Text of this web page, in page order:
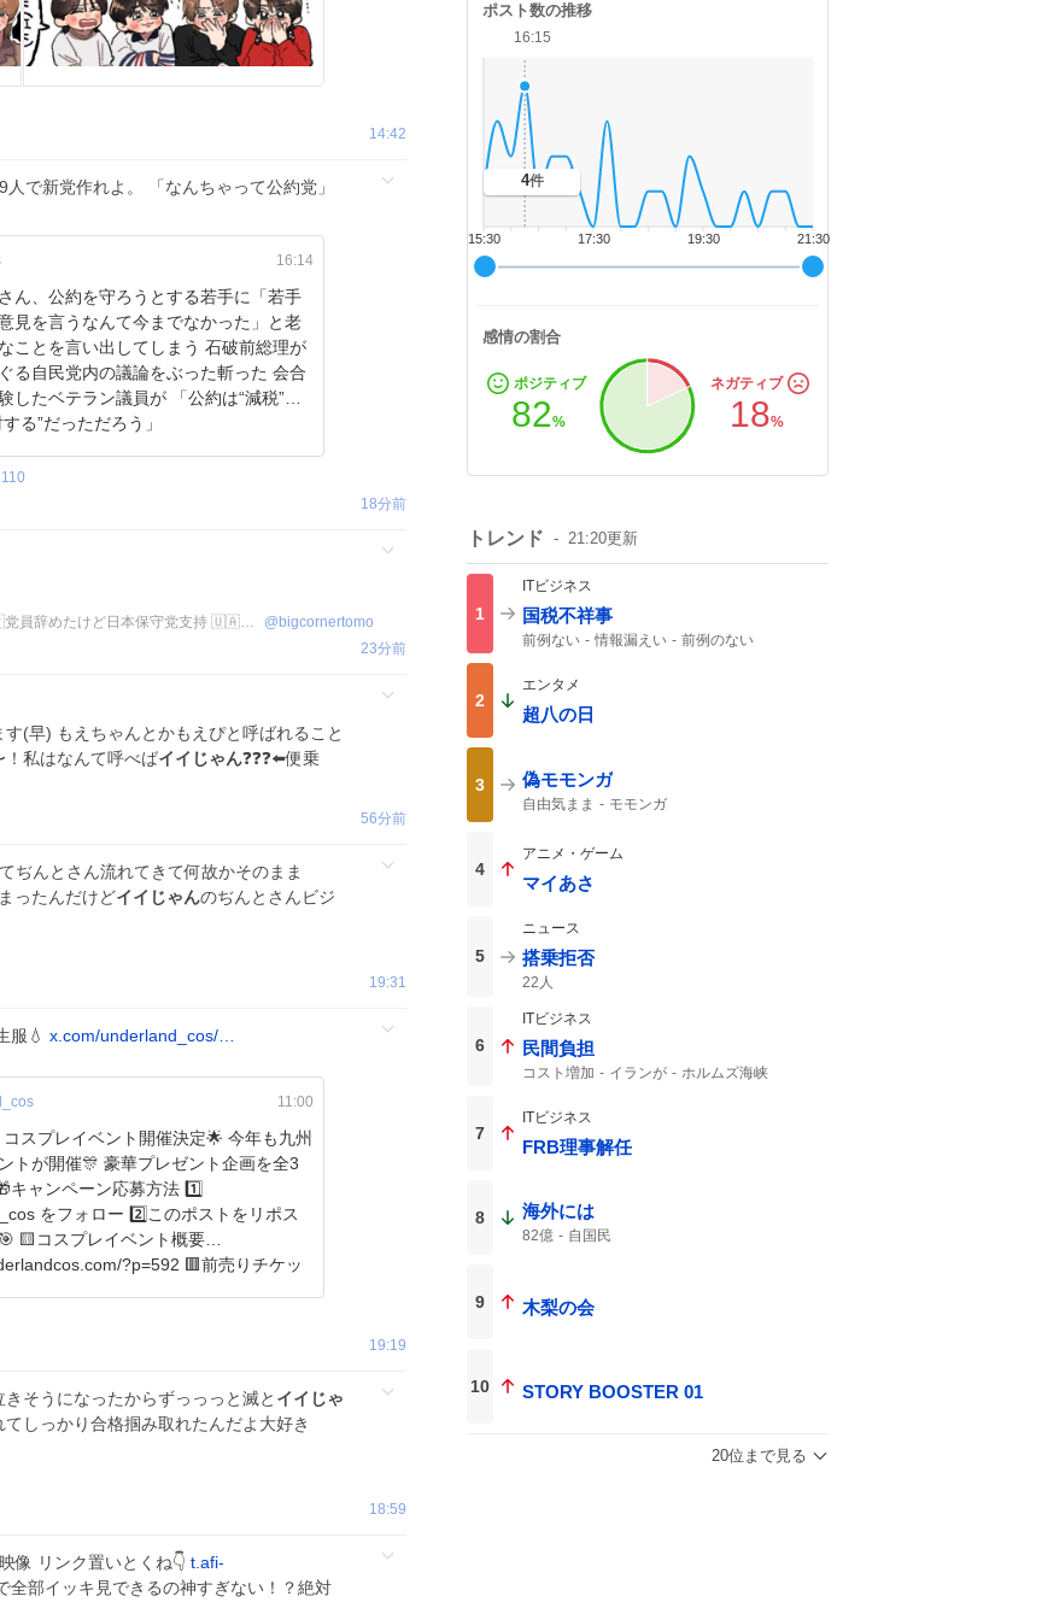
14:42
人で新党作れよ。 「なんちゃって公約党」
16:14
ん、公約を守ろうとする若手に「若手
見を言うなんて今までなかった」と老
を言い出してしまう 石破前総理が
自民党内の議論をぶった斬った 会合
テラン議員が 「公約は“減税”じ
る”だっただろう」
18分前
◢⁴⁶びくこな コロナワクチン後遺症🇯🇵党員辞めたけど日本保守党支持 🇺🇦支援 @ bigcornertomo
23分前
(早) もえちゃんとかもえぴと呼ばれること
私はなんて呼べばイイじゃん❓❓❓⬅️便乗
56分前
ぢんとさん流れてきて何故かそのまま
ったんだけどイイじゃんのぢんとさんビジ
19:31
服💧 x.com/underland_cos/…
11:00
プレイベント開催決定🌟 今年も九州
トが開催🎊 豪華プレゼント企画を全3
をフォロー 2️⃣このポストをリポス
要
?p=592 🟥前売りチケッ
19:19
そうになったからずっっっと滅と イイじゃ
しっかり合格掴み取れたんだよ大好き
18:59
像 リンク置いとくね👇 t.afi-
全部イッキ見できるの神すぎない！？絶対
ポスト数の推移
21:30
19:30
17:30
15:30
16:15
4件
感情の割合
ポジティブ
82%
ネガティブ
18%
トレンド 21:20更新
1
ITビジネス
国税不祥事
前例ない 情報漏えい 前例のない
2
エンタメ
超八の日
3 偽モモンガ
自由気まま モモンガ
4
アニメ・ゲーム
マイあさ
5
ニュース
搭乗拒否
22人
6
ITビジネス
民間負担
コスト増加 イランが
ホルムズ海峡
7
ITビジネス
FRB理事解任
8 海外には
82億 自国民
9 木梨の会
10 STORY BOOSTER 01
20位まで見る